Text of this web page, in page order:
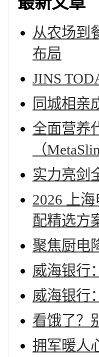
从农场到
布局
JINS
同城相亲
全面营养
（
实力亮剑
2026 上
配精选方
聚焦厨电
威海银行
威海银行
看饿了？
拥军暖人